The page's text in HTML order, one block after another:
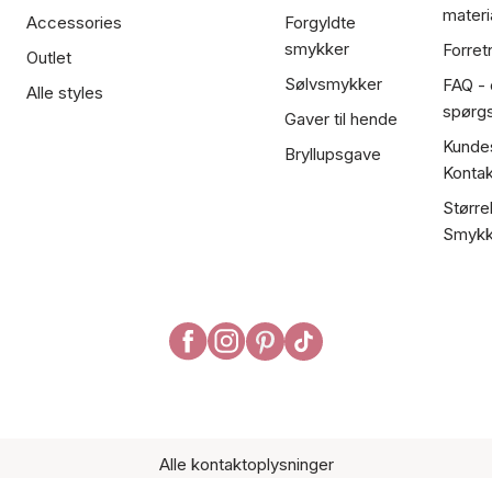
Accessories
Outlet
Alle styles
Forgyldte
smykker
Sølvsmykker
Gaver til hende
Bryllupsgave
FAQ
Alle kontaktoplysninger